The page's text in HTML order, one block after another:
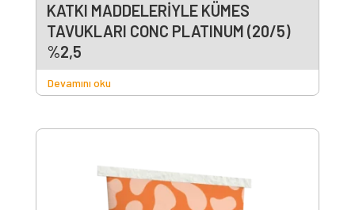
KATKI MADDELERİYLE KÜMES
TAVUKLARI CONC PLATINUM (20/5)
%2,5
Devamını oku